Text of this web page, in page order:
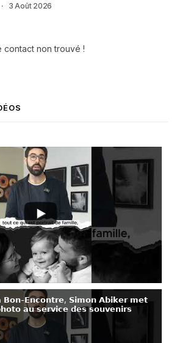
3 Août 2026
contact non trouvé !
𝗕𝗼𝗻-𝗘𝗻𝗰𝗼𝗻𝘁𝗿𝗲, 𝗦𝗶𝗺𝗼𝗻 𝗔𝗯𝗶𝗸𝗲𝗿 𝗺𝗲𝘁
𝗮𝘂 𝘀𝗲𝗿𝘃𝗶𝗰𝗲 𝗱𝗲𝘀 𝘀𝗼𝘂𝘃𝗲𝗻𝗶𝗿𝘀